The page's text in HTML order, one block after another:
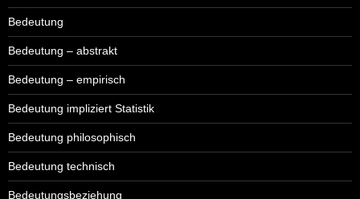
Bedeutung
Bedeutung – abstrakt
Bedeutung – empirisch
Bedeutung impliziert Statistik
Bedeutung philosophisch
Bedeutung technisch
Bedeutungsbeziehung